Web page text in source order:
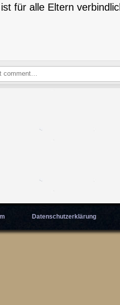
für alle Eltern
Datenschutzerklärung